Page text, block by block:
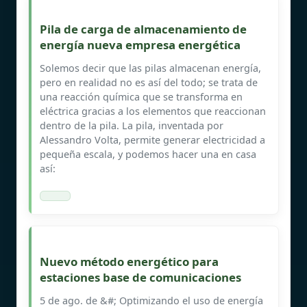
Pila de carga de almacenamiento de
energía nueva empresa energética
Solemos decir que las pilas almacenan energía,
pero en realidad no es así del todo; se trata de
una reacción química que se transforma en
eléctrica gracias a los elementos que reaccionan
dentro de la pila. La pila, inventada por
Alessandro Volta, permite generar electricidad a
pequeña escala, y podemos hacer una en casa
así:
Nuevo método energético para
estaciones base de comunicaciones
5 de ago. de &#; Optimizando el uso de energía